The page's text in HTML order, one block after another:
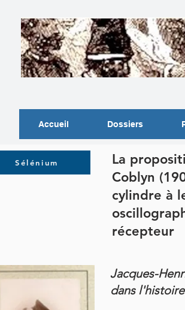
Accueil Dossiers
Sélénium
La
Coblyn
cylindre à
récepteur
Jacques-
dans